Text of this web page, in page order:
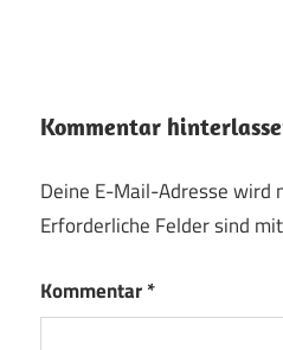
Kommentar
Deine E-Mail-Adresse wird
Erforderliche Felder sind mit
Kommentar*